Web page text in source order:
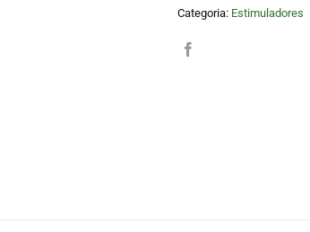
Categoria: Estimuladores